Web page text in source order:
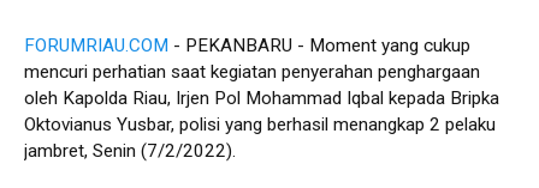
FORUMRIAU.COM - PEKANBARU - Moment yang cukup
mencuri perhatian saat kegiatan penyerahan penghargaan
oleh Kapolda Riau, Irjen Pol Mohammad Iqbal kepada Bripka
Oktovianus Yusbar, polisi yang berhasil menangkap 2 pelaku
jambret, Senin (7/2/2022).